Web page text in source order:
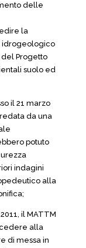
delle
la
idrogeologico
del Progetto
suolo ed
il 21 marzo
da una
potuto
indagini
alla
il MATTM
alla
di messa in